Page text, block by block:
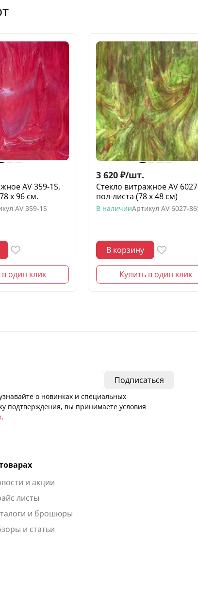
AV 359-1S,
х 96 cм.
AV 359-1S
один клик
3 620 ₽/шт.
Стекло витражное AV
пол-листа (78 х 48 см)
В наличииАртикул AV 6027-
В корзину
Купить в один клик
о новинках и специальных
подтверждения, вы принимаете условия
.
и акции
листы
и брошюры
и статьи